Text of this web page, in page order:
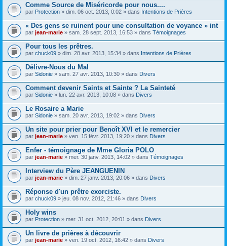
Comme Source de Miséricorde pour nous....
par Protection » dim. 06 oct. 2013, 0:02 » dans Intentions de Prières
« Des gens se ruinent pour une consultation de voyance » int
par jean-marie » sam. 28 sept. 2013, 16:53 » dans Témoignages
Pour tous les prêtres.
par chuck09 » dim. 28 avr. 2013, 15:34 » dans Intentions de Prières
Délivre-Nous du Mal
par Sidonie » sam. 27 avr. 2013, 10:30 » dans Divers
Comment devenir Saints et Sainte ? La Sainteté
par Sidonie » lun. 22 avr. 2013, 10:08 » dans Divers
Le Rosaire a Marie
par Sidonie » sam. 20 avr. 2013, 19:02 » dans Divers
Un site pour prier pour Benoît XVI et le remercier
par jean-marie » ven. 15 févr. 2013, 19:20 » dans Divers
Enfer - témoignage de Mme Gloria POLO
par jean-marie » mer. 30 janv. 2013, 14:02 » dans Témoignages
Interview du Père JEANGUENIN
par jean-marie » dim. 27 janv. 2013, 20:06 » dans Divers
Réponse d'un prêtre exorciste.
par chuck09 » jeu. 08 nov. 2012, 21:46 » dans Divers
Holy wins
par Protection » mer. 31 oct. 2012, 20:01 » dans Divers
Un livre de prières à découvrir
par jean-marie » ven. 19 oct. 2012, 16:42 » dans Divers